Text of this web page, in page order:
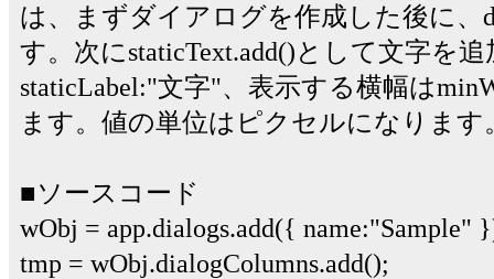
は、まずダイアログを作成した後に、
す。次にstaticText.add()として文字を
staticLabel:"文字"、表示する横幅は
ます。値の単位はピクセルになります
■ソースコード
wObj = app.dialogs.add({ name:"Sample"
tmp = wObj.dialogColumns.add();